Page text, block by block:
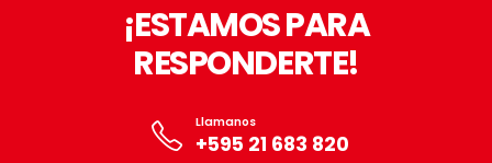
¡ESTAMOS PARA
RESPONDERTE!
Llamanos
+595 21 683 820